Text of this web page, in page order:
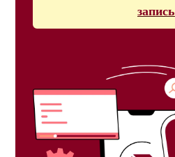
запись